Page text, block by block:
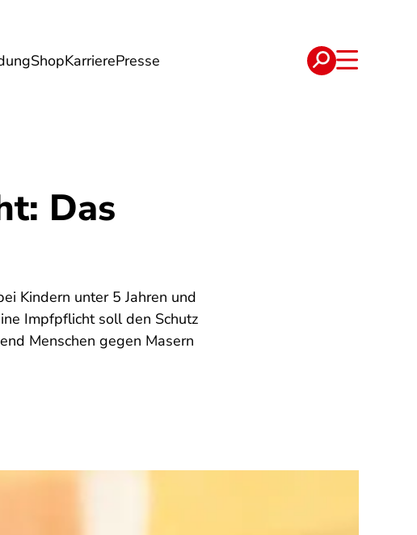
ShopKarrierePresse
Reise Verträge
Das
Kindern unter 5 Jahren und
Impfpflicht soll den Schutz
Menschen gegen Masern